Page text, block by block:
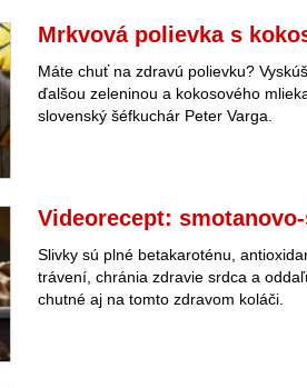
Mrkvová polievka s
Máte chuť na zdravú polievku?
ďalšou zeleninou a kokosového
slovenský šéfkuchár Peter Varga.
Videorecept:
Slivky sú plné betakaroténu,
trávení, chránia zdravie srdca a
chutné aj na tomto zdravom koláči.